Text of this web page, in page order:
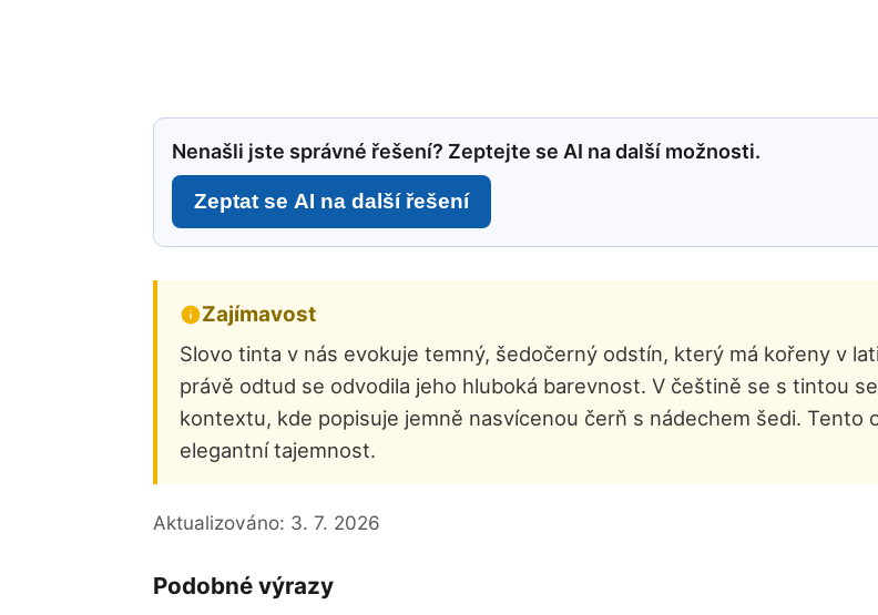
Nenašli jste správné řešení? Zeptejte se AI na další možnosti.
Zeptat se AI na další řešení
Zajímavost
Slovo tinta v nás evokuje temný, šedočerný odstín, který má kořeny v
právě odtud se odvodila jeho hluboká barevnost. V češtině se s tintou
kontextu, kde popisuje jemně nasvícenou čerň s nádechem šedi. Tento
elegantní tajemnost.
Aktualizováno: 3. 7. 2026
Podobné výrazy